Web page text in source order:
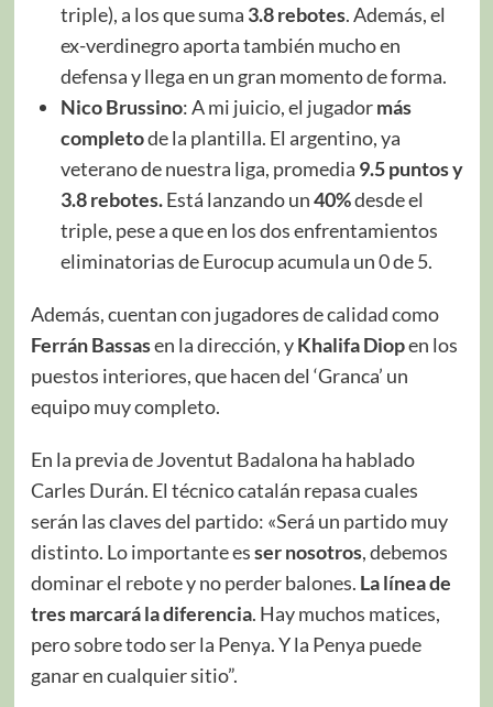
triple), a los que suma 3.8 rebotes. Además, el
ex-verdinegro aporta también mucho en
defensa y llega en un gran momento de forma.
Nico Brussino: A mi juicio, el jugadormás
completode la plantilla. El argentino, ya
veterano de nuestra liga, promedia 9.5 puntos y
3.8 rebotes.Está lanzando un40%desde el
triple, pese a que en los dos enfrentamientos
eliminatorias de Eurocup acumula un 0 de 5.
Además, cuentan con jugadores de calidad como
Ferrán Bassasen la dirección, yKhalifa Diopen los
puestos interiores, que hacen del ‘Granca’ un
equipo muy completo.
En la previa de Joventut Badalona ha hablado
Carles Durán. El técnico catalán repasa cuales
serán las claves del partido: «Será un partido muy
distinto. Lo importante esser nosotros, debemos
dominar el rebote y no perder balones. La línea de
tres marcará la diferencia. Hay muchos matices,
pero sobre todo ser la Penya. Y la Penya puede
ganar en cualquier sitio”.